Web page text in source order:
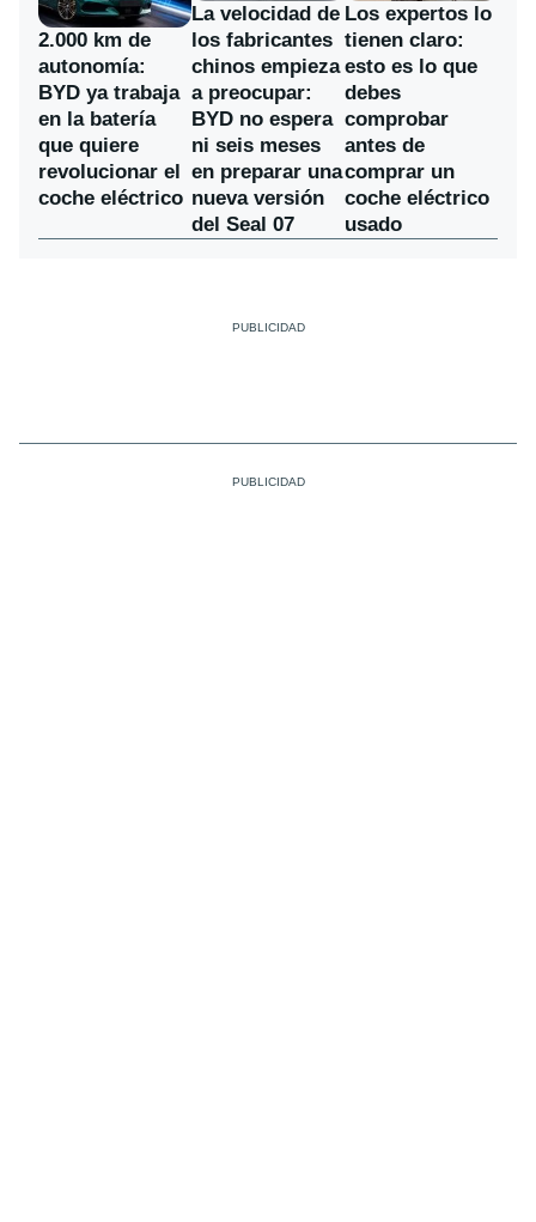
2.000 km de
autonomía:
BYD ya trabaja
en la batería
que quiere
revolucionar el
coche eléctrico
La velocidad de
los fabricantes
chinos empieza
a preocupar:
BYD no espera
ni seis meses
en preparar una
nueva versión
del Seal 07
Los expertos lo
tienen claro:
esto es lo que
debes
comprobar
antes de
comprar un
coche eléctrico
usado